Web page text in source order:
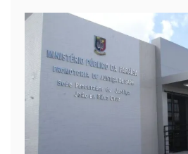
Esporte
Clube
suspeitas
de
irregularidades